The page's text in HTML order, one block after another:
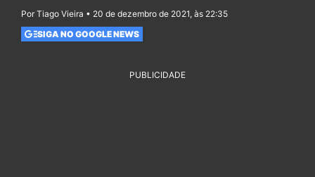
Por Tiago Vieira • 20 de dezembro de 2021, às 22:35
SIGA NO GOOGLE NEWS
PUBLICIDADE